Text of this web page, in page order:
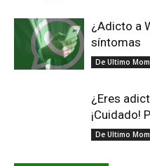
¿Adicto a
síntomas
De Ultimo
¿Eres
¡Cuidado!
De Ultimo